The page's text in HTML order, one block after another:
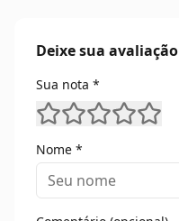
Deixe sua avaliação
Sua nota *
Nome *